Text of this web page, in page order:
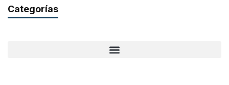
Categorías